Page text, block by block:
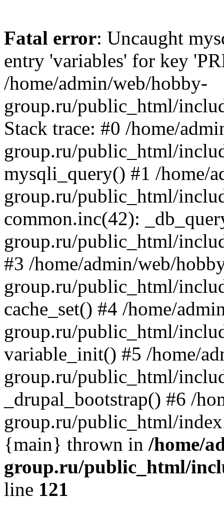
Fatal error: Uncaught
entry 'variables' for key
/home/admin/web/hobby-
group.ru/public_html/
Stack trace: #0 /home/
group.ru/public_html/
mysqli_query() #1 /home/
group.ru/public_html/
common.inc(42):
group.ru/public_html/
#3 /home/admin/web/
group.ru/public_html/
cache_set() #4 /home/
group.ru/public_html/
variable_init() #5 /home/
group.ru/public_html/
_drupal_bootstrap() #6 /
group.ru/public_html/
{main} thrown in /home/
group.ru/public_html/
line 121